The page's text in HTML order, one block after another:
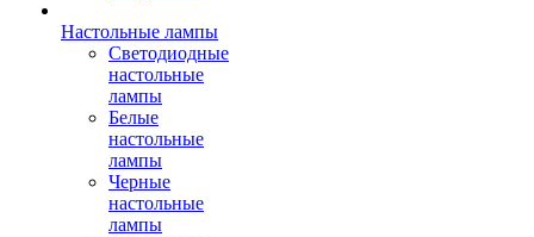
Настольные лампы
Светодиодные
настольные
лампы
Белые
настольные
лампы
Черные
настольные
лампы